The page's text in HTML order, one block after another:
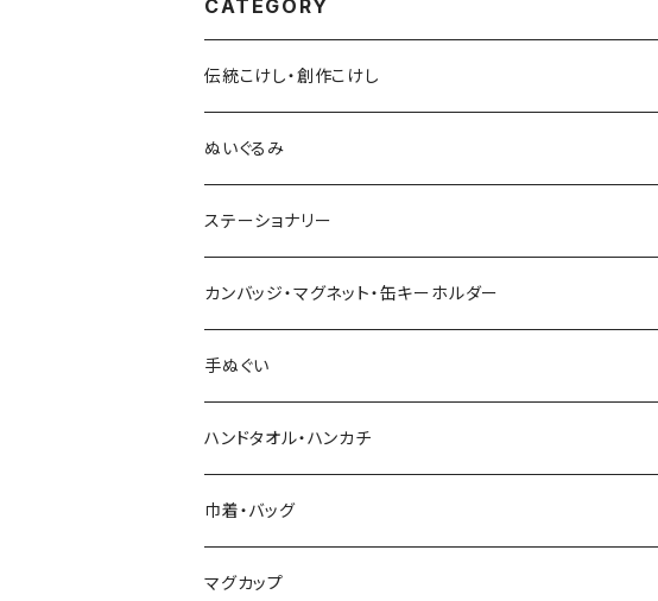
CATEGORY
伝統こけし・創作こけし
木村敦工人（弥治郎系）
池内潮音工人（弥治郎系）
上田康友工人（弥治郎系）
新山真由美工人（弥治郎系）
新山吉紀工人（弥治郎系）
星定良工人（弥治郎系）
平賀輝幸工人（作並系）
ぬいぐるみ
ステーショナリー
アクリルキーホルダー
シール
ポストカード
付箋（ふせん）
スタンプ
カンバッジ・マグネット・缶キーホルダー
バッジ
マグネット
手ぬぐい
ハンドタオル・ハンカチ
巾着・バッグ
エコバッグ
マグカップ